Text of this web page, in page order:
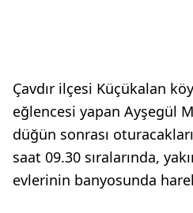
Çavdır ilçesi Küçükalan
eğlencesi yapan Ayşegül
düğün sonrası
saat 09.30 sıralarında,
evlerinin banyosunda